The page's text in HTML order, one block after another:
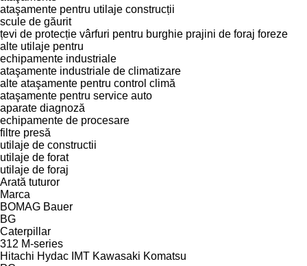
ataşamente pentru utilaje construcții
scule de găurit
țevi de protecție vârfuri pentru burghie prajini de foraj foreze
alte utilaje pentru
echipamente industriale
ataşamente industriale de climatizare
alte ataşamente pentru control climă
ataşamente pentru service auto
aparate diagnoză
echipamente de procesare
filtre presă
utilaje de constructii
utilaje de forat
utilaje de foraj
Arată tuturor
Marca
BOMAG Bauer
BG
Caterpillar
312 M-series
Hitachi Hydac IMT Kawasaki Komatsu